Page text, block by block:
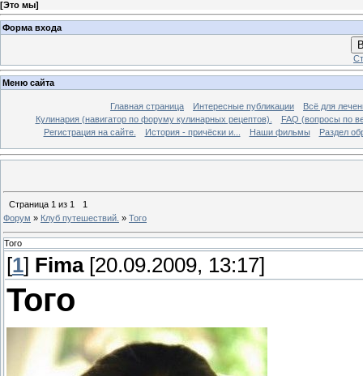
[Это мы]
Форма входа
Меню сайта
Главная страница Интересные публикации
Всё для
Кулинария (навигатор по форуму кулинарных рецептов).
FAQ (вопросы по
Регистрация на сайте.
История - причёски и... Наши фильмы Раздел
Страница 1 из 1
1
Форум » Клуб путешествий. » Того
Того
[1] Fima[20.09.2009, 13:17]
Того